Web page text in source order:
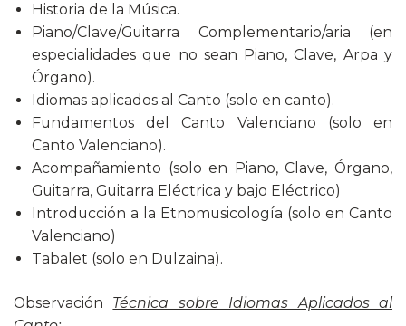
Historia de la Música.
Piano/Clave/Guitarra Complementario/aria (en
especialidades que no sean Piano, Clave, Arpa y
Órgano).
Idiomas aplicados al Canto (solo en canto).
Fundamentos del Canto Valenciano (solo en
Canto Valenciano).
Acompañamiento (solo en Piano, Clave, Órgano,
Guitarra, Guitarra Eléctrica y bajo Eléctrico)
Introducción a la Etnomusicología (solo en Canto
Valenciano)
Tabalet (solo en Dulzaina).
Observación Técnica sobre Idiomas Aplicados al